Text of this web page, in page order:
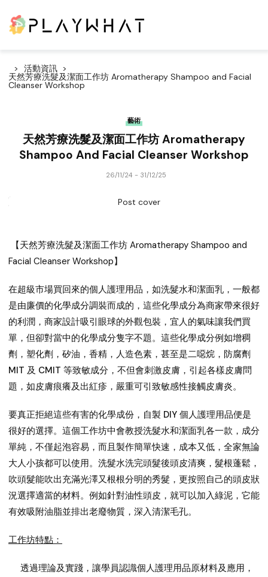
活動資訊
天然芳療洗髮及潔面工作坊 Aromatherapy Shampoo and Facial
Cleanser Workshop
藝術
天然芳療洗髮及潔面工作坊 Aromatherapy
Shampoo And Facial Cleanser Workshop
26/11/24 - 31/12/25
【天然芳療洗髮及潔面工作坊 Aromatherapy Shampoo and
Facial Cleanser Workshop】
在超級市場買回來的個人護理用品，如洗髮水和潔面乳，一般都
是由廉價的化學成分調裝而成的，這些化學成分為商家帶來很好
的利潤，商家設計吸引眼球的外觀包裝，宜人的氣味讓我們買
單，但卻對當中的化學成分隻字不題。這些化學成分例如增稠
劑，塑化劑，矽油，香精，人造色素，甚至是二噁烷，防腐劑
MIT 及 CMIT 等致敏成分，不但會刺激皮膚，引起各樣皮膚問
題，如皮膚痕癢及出紅疹，嚴重可引致敏感性接觸皮膚炎。
要真正拒絕這些有害的化學成份，自製 DIY 個人護理用品便是
很好的選擇。這個工作坊中會教授洗髮水和潔面乳各一款，成分
單純，不僅起泡容易，而且製作簡單快速，成本又低，全家無論
大人小孩都可以使用。洗髮水洗完頭髮後頭皮清爽，髮根蓬鬆，
吹頭髮能吹出充滿光澤又根根分明的秀髮，更按照自己的頭皮狀
況選擇適當的材料。例如針對油性頭皮，就可以加入綠泥，它能
有效吸附油脂並排出老廢物質，深入清潔毛孔。
工作坊特點：
透過理論及實踐，讓學員認識個人護理用品原材料及應用，